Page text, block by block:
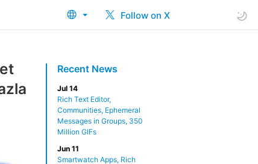
Follow on X
Recent News
Jul 14
Rich Text Editor,
Communities, Ephemeral
Messages in Groups, 350
Million GIFs
Jun 11
Smartwatch Apps, Rich